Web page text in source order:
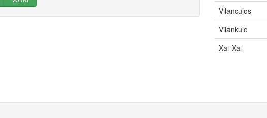
Vilanculos
Vilankulo
Xai-Xai